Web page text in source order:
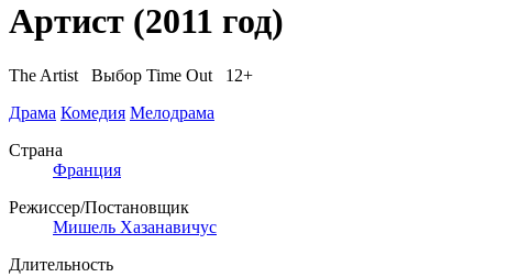
Артист (2011 год)
The Artist Выбор Time Out 12+
Драма Комедия Мелодрама
Страна
Франция
Режиссер/Постановщик
Мишель Хазанавичус
Длительность